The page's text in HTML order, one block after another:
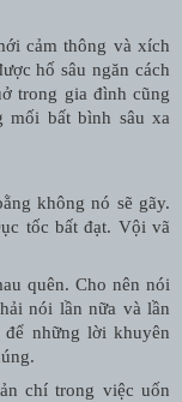
cảm thông và xích
hố sâu ngăn cách
trong gia đình cũng
mối bất bình sâu xa
không nó sẽ gãy.
tốc bất đạt. Vội vã
quên. Cho nên nói
nói lần nữa và lần
những lời khuyên
chí trong việc uốn